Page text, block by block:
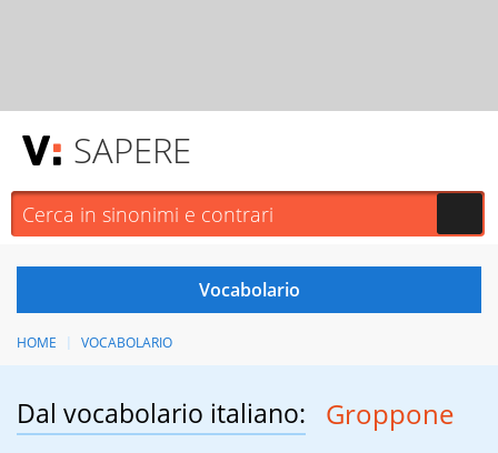
SAPERE
HOME VOCABOLARIO
Dal vocabolario italiano: Groppone